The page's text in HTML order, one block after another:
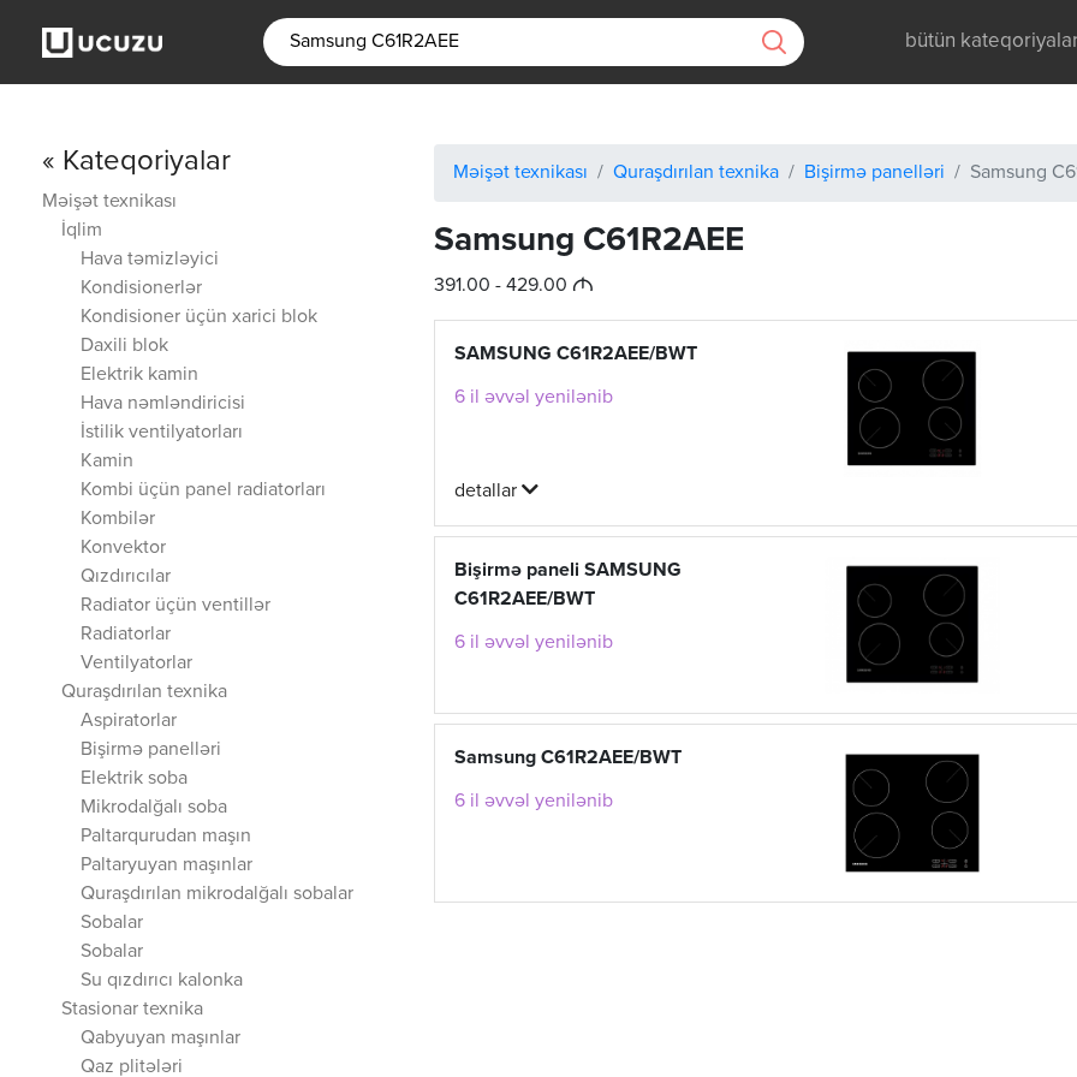
bütün
« Kateqoriyalar
Məişət texnikası
İqlim
Hava təmizləyici
Kondisionerlər
Kondisioner üçün xarici blok
Daxili blok
Elektrik kamin
Hava nəmləndiricisi
İstilik ventilyatorları
Kamin
Kombi üçün panel radiatorları
Kombilər
Konvektor
Qızdırıcılar
Radiator üçün ventillər
Radiatorlar
Ventilyatorlar
Quraşdırılan texnika
Aspiratorlar
Bişirmə panelləri
Elektrik soba
Mikrodalğalı soba
Paltarqurudan maşın
Paltaryuyan maşınlar
Quraşdırılan mikrodalğalı sobalar
Sobalar
Sobalar
Su qızdırıcı kalonka
Stasionar texnika
Qabyuyan maşınlar
Qaz plitələri
Məişət texnikası Quraşdırılan texnika Bişirmə panelləri Samsung
Samsung C61R2AEE
391.00 - 429.00 M
SAMSUNG C61R2AEE/BWT
6 il əvvəl yenilənib
detallar
Bişirmə paneli SAMSUNG
C61R2AEE/BWT
6 il əvvəl yenilənib
Samsung C61R2AEE/BWT
6 il əvvəl yenilənib